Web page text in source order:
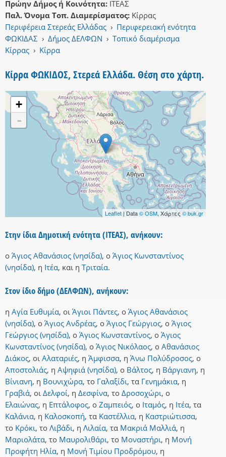
Πρώην Δήμος ή Κοινότητα: ΙΤΕΑΣ
Παλ. Όνομα Τοπ. Διαμερίσματος: Κίρρας
Περιφέρεια Στερεάς Ελλάδας › Περιφερειακή ενότητα
ΦΩΚΙΔΑΣ › Δήμος ΔΕΛΦΩΝ › Τοπικό διαμέρισμα
Κίρρας › Κίρρα
Κίρρα ΦΩΚΙΔΟΣ, Στερεά Ελλάδα. Θέση στο χάρτη.
+
-
Leaflet| Data© OSM, Χάρτες© buk.gr
Στην ίδια Δημοτική ενότητα (ΙΤΕΑΣ), ανήκουν:
ο Άγιος Αθανάσιος (νησίδα), ο Άγιος Κωνσταντίνος
(νησίδα), η Ιτέα, και η Τριταία.
Στον ίδιο δήμο (ΔΕΛΦΩΝ), ανήκουν:
η Αγία Ευθυμία, οι Άγιοι Πάντες, ο Άγιος Αθανάσιος
(νησίδα), ο Άγιος Ανδρέας, ο Άγιος Γεώργιος, ο Άγιος
Γεώργιος (νησίδα), ο Άγιος Κωνσταντίνος, ο Άγιος
Κωνσταντίνος (νησίδα), ο Άγιος Νικόλαος, ο Αθανάσιος
Διάκος, οι Αλαταριές, η Άμφισσα, η Άνω Πολύδροσος, ο
Αποστολιάς, η Αψηφιά (νησίδα), ο Βάλτος, η Βάργιανη, η
Βίνιανη, η Βουνιχώρα, το Γαλαξίδι, τα Γενημάκια, η
Γραβιά, οι Δελφοί, η Δεσφίνα, το Δροσοχώρι, ο
Ελαιώνας, η Επτάλοφος, ο Ζαμπειός, ο Ιταμός, η Ιτέα, τα
Καλάνια, η Καλοσκοπή, τα Καστέλλια, η Καστριώτισσα,
το Κρόκι, το Λιβάδι, η Λιλαία, τα Μακριά Μαλλιά, η
Μαριολάτα, το Μαυρολιθάρι, το Μοναστήρι, η Μονή
Προφήτη Ηλία, η Μονή Τιμίου Προδρόμου, η